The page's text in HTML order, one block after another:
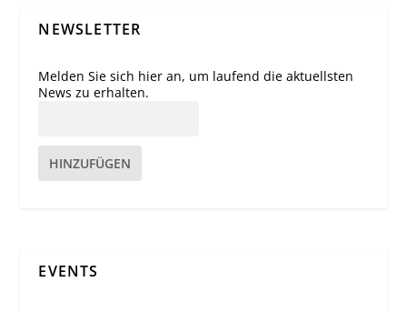
NEWSLETTER
Melden Sie sich hier an, um laufend die aktuellsten
News zu erhalten.
HINZUFÜGEN
EVENTS